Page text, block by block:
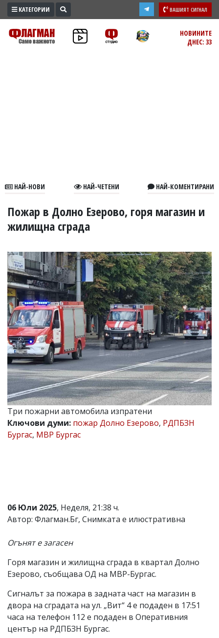
ПРОМО
ЗОНА
В
УКРАЙНА
РАЗСЛЕДВАНЕ
БИЗНЕС
ЮГ
Управители:
Веселин
Василев,
email:
v.vasilev@flagman.bg
Катя
Касабова,
еmail:k.kassabova@flagman.bg
Главен
редактор:
Иван
Колев,
email:
office@flagman.bg
и
редакцията
отговорност
тях!
Ако
откриете
обиден
за
вас
коментар,
сигнализирайте
КАТЕГОРИИ ВАШИЯТ СИГНАЛ
НОВИНИТЕ
ДНЕС: 33
НАЙ-НОВИ НАЙ-ЧЕТЕНИ НАЙ-КОМЕНТИРАНИ
Пожар в Долно Езерово, горя магазин и
жилищна сграда
Три пожарни автомобила изпратени
Ключови думи: пожар Долно Езерово, РДПБЗН
Бургас, МВР Бургас
06 Юли 2025, Неделя, 21:38 ч.
Автор: Флагман.Бг, Снимката е илюстративна
Огънят е загасен
Горя магазин и жилищна сграда в квартал Долно
Езерово, съобщава ОД на МВР-Бургас.
Сигналът за пожара в задната част на магазин в
двора на сградата на ул. „Вит“ 4 е подаден в 17:51
часа на телефон 112 е подаден в Оперативния
център на РДПБЗН Бургас.